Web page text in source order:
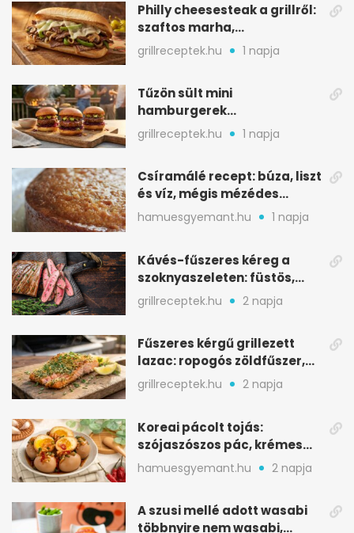
Philly cheesesteak a grillről:
szaftos marha,
karamellizált hagyma
grillreceptek.hu 1 napja
Tűzön sült mini
hamburgerek
sobrasadával: csípős-
mézes falatkák
grillreceptek.hu 1 napja
Csíramálé recept: búza, liszt
és víz, mégis mézédes
sütemény
hamuesgyemant.hu 1 napja
Kávés-fűszeres kéreg a
szoknyaszeleten: füstös,
csokoládés mélység
grillreceptek.hu 2 napja
Fűszeres kérgű grillezett
lazac: ropogós zöldfűszer,
szaftos belső
grillreceptek.hu 2 napja
Koreai pácolt tojás:
szójaszószos pác, krémes
sárgája, pár óra alatt
hamuesgyemant.hu 2 napja
A szusi mellé adott wasabi
többnyire nem wasabi,